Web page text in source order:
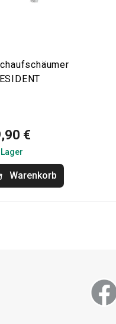
€
Warenkorb